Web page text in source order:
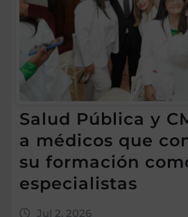
Salud Pública y
a médicos que
su formación
especialistas
Jul 2, 2026